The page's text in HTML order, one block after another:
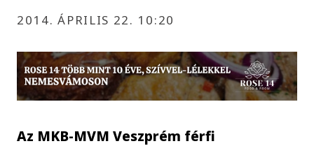
2014. ÁPRILIS 22. 10:20
Az MKB-MVM Veszprém férfi